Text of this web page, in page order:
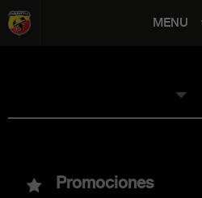
MENU
MODELOS
Promociones